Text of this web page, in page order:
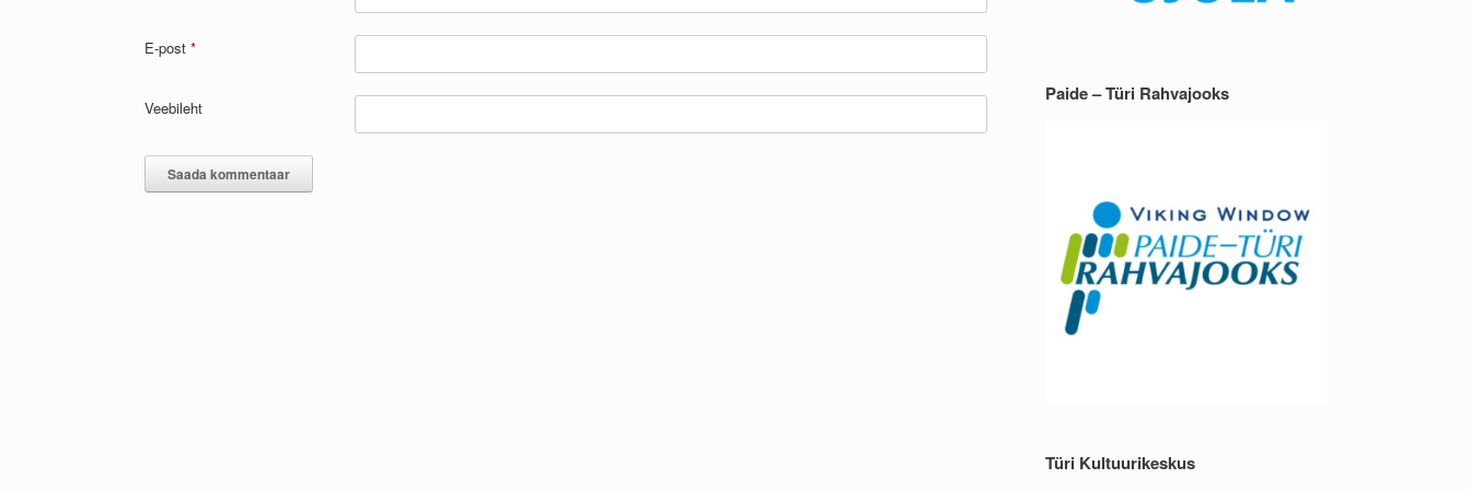
E-post *
Veebileht
Paide – Türi Rahvajooks
Türi Kultuurikeskus